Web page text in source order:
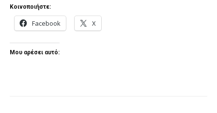
Κοινοποιήστε:
Facebook X
Μου αρέσει αυτό: